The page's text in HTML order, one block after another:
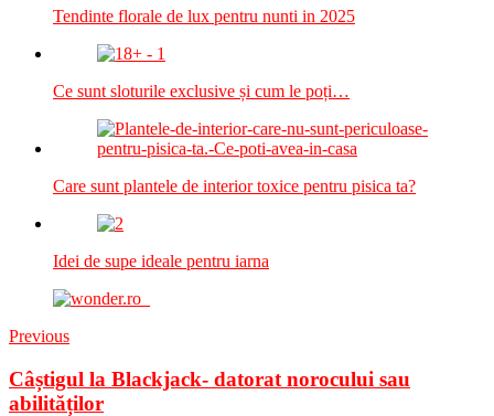
Tendinte florale de lux pentru nunti in 2025
Ce sunt sloturile exclusive și cum le poți…
Care sunt plantele de interior toxice pentru pisica ta?
Idei de supe ideale pentru iarna
Previous
Câștigul la Blackjack- datorat norocului sau
abilităților